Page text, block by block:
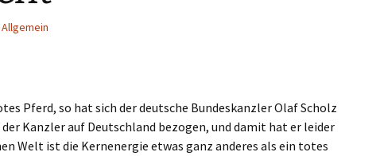
Allgemein
Pferd, so hat sich der deutsche Bundeskanzler Olaf Scholz
Kanzler auf Deutschland bezogen, und damit hat er leider
Welt ist die Kernenergie etwas ganz anderes als ein totes